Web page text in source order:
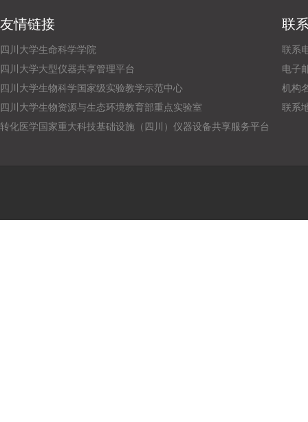
友情链接
四川大学生命科学学院
四川大学大型仪器共享管理平台
四川大学生物科学国家级实验教学示范中心
四川大学生物资源与生态环境教育部重点实验室
转化医学国家重大科技基础设施（四川）仪器设备共享服务平台
联
联系
电子
机构
联系